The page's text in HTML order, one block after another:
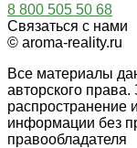
8 800 505 50 68
Связаться с нами
© aroma-reality.ru
Все материалы
авторского
распространение
информации без
правообладателя